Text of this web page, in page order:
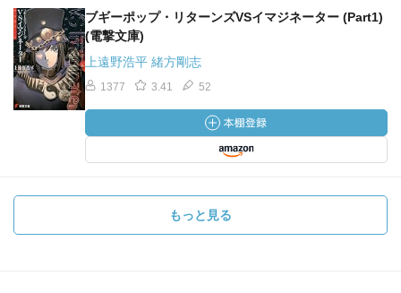
ブギーポップ・リターンズVSイマジネーター (Part1)
(電撃文庫)
上遠野浩平 緒方剛志
1377 3.41 52
もっと見る